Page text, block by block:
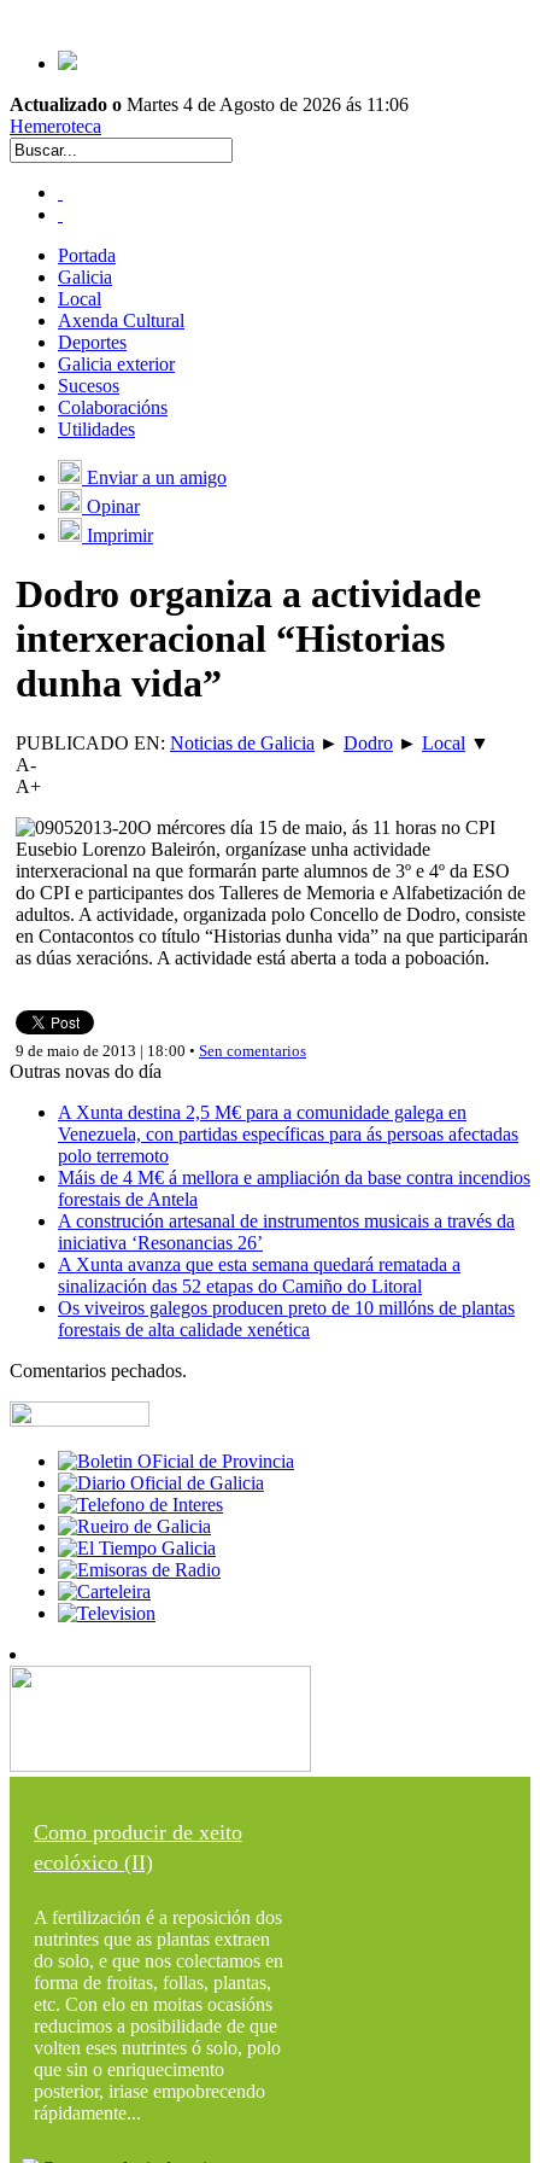
Actualizado o Martes 4 de Agosto de 2026 ás 11:06
Hemeroteca
Portada
Galicia
Local
Axenda Cultural
Deportes
Galicia exterior
Sucesos
Colaboracións
Utilidades
Enviar a un amigo
Opinar
Imprimir
Dodro organiza a actividade
interxeracional “Historias
dunha vida”
PUBLICADO EN: Noticias de Galicia ► Dodro ► Local ▼
A-
A+
O mércores día 15 de maio, ás 11 horas no CPI
Eusebio Lorenzo Baleirón, organízase unha actividade
interxeracional na que formarán parte alumnos de 3º e 4º da ESO
do CPI e participantes dos Talleres de Memoria e Alfabetización de
adultos. A actividade, organizada polo Concello de Dodro, consiste
en Contacontos co título “Historias dunha vida” na que participarán
as dúas xeracións. A actividade está aberta a toda a poboación.
9 de maio de 2013 | 18:00 • Sen comentarios
Outras novas do día
A Xunta destina 2,5 M€ para a comunidade galega en
Venezuela, con partidas específicas para ás persoas afectadas
polo terremoto
Máis de 4 M€ á mellora e ampliación da base contra incendios
forestais de Antela
A construción artesanal de instrumentos musicais a través da
iniciativa ‘Resonancias 26’
A Xunta avanza que esta semana quedará rematada a
sinalización das 52 etapas do Camiño do Litoral
Os viveiros galegos producen preto de 10 millóns de plantas
forestais de alta calidade xenética
Comentarios pechados.
Como producir de xeito
ecolóxico (II)
A fertilización é a reposición dos
nutrintes que as plantas extraen
do solo, e que nos colectamos en
forma de froitas, follas, plantas,
etc. Con elo en moitas ocasións
reducimos a posibilidade de que
volten eses nutrintes ó solo, polo
que sin o enriquecimento
posterior, iriase empobrecendo
rápidamente...